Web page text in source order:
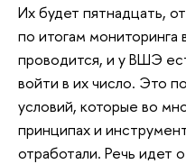
Их будет пятнадцать,
по итогам мониторинга
проводится, и у ВШЭ
войти в их число. Это
условий, которые во
принципах и
отработали. Речь идет